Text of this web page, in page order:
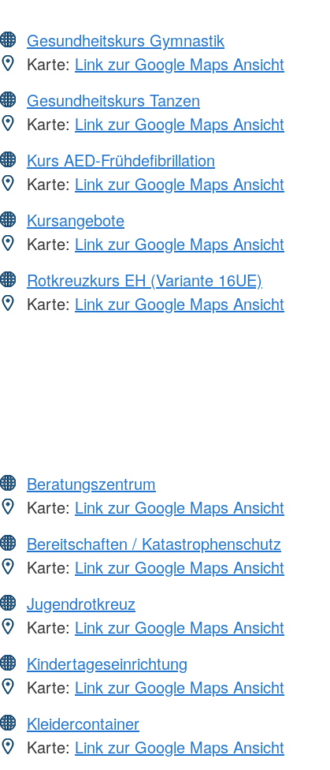
Gesundheitskurs Gymnastik
Karte: Link zur Google Maps Ansicht
Gesundheitskurs Tanzen
Karte: Link zur Google Maps Ansicht
Kurs AED-Frühdefibrillation
Karte: Link zur Google Maps Ansicht
Kursangebote
Karte: Link zur Google Maps Ansicht
Rotkreuzkurs EH (Variante 16UE)
Karte: Link zur Google Maps Ansicht
Beratungszentrum
Karte: Link zur Google Maps Ansicht
Bereitschaften / Katastrophenschutz
Karte: Link zur Google Maps Ansicht
Jugendrotkreuz
Karte: Link zur Google Maps Ansicht
Kindertageseinrichtung
Karte: Link zur Google Maps Ansicht
Kleidercontainer
Karte: Link zur Google Maps Ansicht